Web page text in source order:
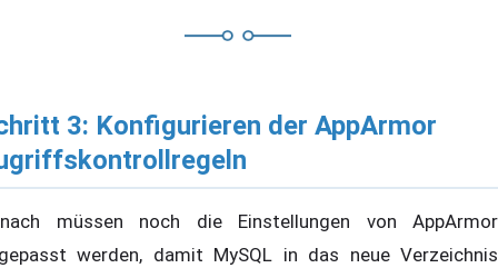
3: Konfigurieren der AppArmor
müssen noch die Einstellungen von AppArmor
werden, damit MySQL in das neue Verzeichnis